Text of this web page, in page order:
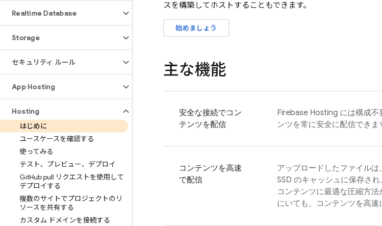
Realtime Database
Storage
セキュリティ ルール
App Hosting
Hosting
はじめに
ユースケースを確認する
使ってみる
テスト、プレビュー、デプロイ
GitHub pull リクエストを使用して
デプロイする
複数のサイトでプロジェクトのリ
ソースを共有する
カスタム ドメインを接続する
スを構築してホストすることもできます。
始めましょう
主な機能
安全な接続でコン
テンツを配信
Firebase Hosting には構成不
ンツを常に安全に配信できま
コンテンツを高速
で配信
アップロードしたファイル
SSD のキャッシュに保存さ
コンテンツに最適な圧縮方
にいても、コンテンツを高速